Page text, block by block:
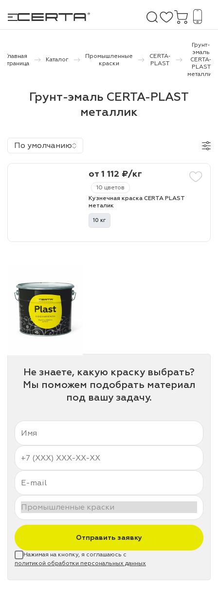
и дачи
бетону,
и эмали
Главная
страница
Каталог
Промышленные
краски
CERTA-
PLAST
Грунт-
эмаль
CERTA-
PLAST
металлик
Грунт-эмаль CERTA-PLAST
металлик
По умолчанию
10 цветов
от 1 112 ₽/кг
Кузнечная краска CERTA PLAST
металик
10 кг
Не знаете, какую краску выбрать?
Мы поможем подобрать материал
под вашу задачу.
Отправить заявку
Нажимая на кнопку, я соглашаюсь с
политикой обработки персональных данных